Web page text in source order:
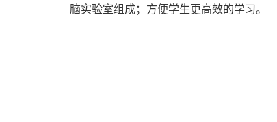
脑实验室组成；方便学生更高效的学习。